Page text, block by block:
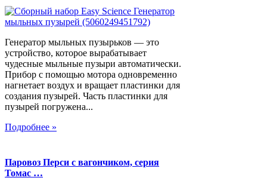
Генератор мыльных пузырьков — это
устройство, которое вырабатывает
чудесные мыльные пузыри автоматически.
Прибор с помощью мотора одновременно
нагнетает воздух и вращает пластинки для
создания пузырей. Часть пластинки для
пузырей погружена...
Подробнее »
Паровоз Перси с вагончиком, серия
Томас …